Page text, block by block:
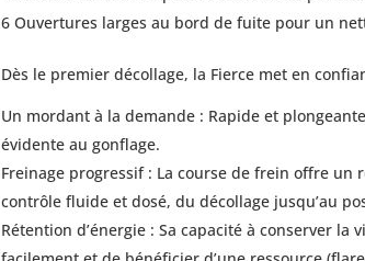
6 Ouvertures larges au bord de fuite pour un
Dès le premier décollage, la Fierce met en
Un mordant à la demande : Rapide et
évidente au gonflage.
Freinage progressif : La course de frein offre
contrôle fluide et dosé, du décollage jusqu’au
Rétention d’énergie : Sa capacité à conserver